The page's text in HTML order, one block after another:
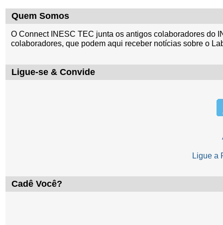
Quem Somos
O Connect INESC TEC junta os antigos colaboradores do
colaboradores, que podem aqui receber notícias sobre o
Ligue-se & Convide
Ligue a
Cadê Você?